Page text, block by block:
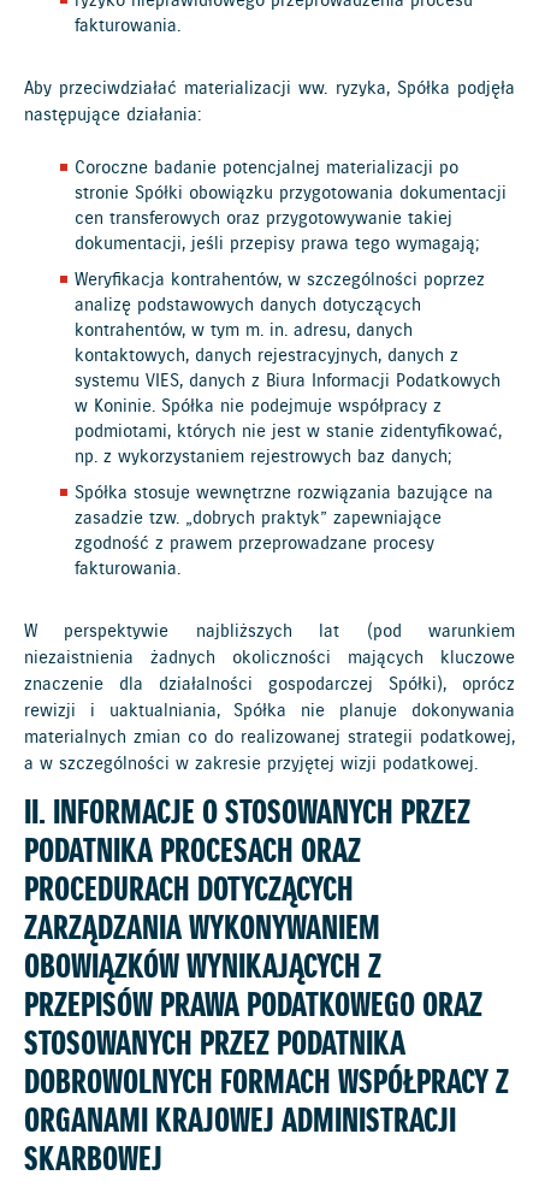
fakturowania.
Aby przeciwdziałać materializacji ww. ryzyka, Spółka podjęła
następujące działania:
Coroczne badanie potencjalnej materializacji po
stronie Spółki obowiązku przygotowania dokumentacji
cen transferowych oraz przygotowywanie takiej
dokumentacji, jeśli przepisy prawa tego wymagają;
Weryfikacja kontrahentów, w szczególności poprzez
analizę podstawowych danych dotyczących
kontrahentów, w tym m. in. adresu, danych
kontaktowych, danych rejestracyjnych, danych z
systemu VIES, danych z Biura Informacji Podatkowych
w Koninie. Spółka nie podejmuje współpracy z
podmiotami, których nie jest w stanie zidentyfikować,
np. z wykorzystaniem rejestrowych baz danych;
Spółka stosuje wewnętrzne rozwiązania bazujące na
zasadzie tzw. „dobrych praktyk” zapewniające
zgodność z prawem przeprowadzane procesy
fakturowania.
W perspektywie najbliższych lat (pod warunkiem
niezaistnienia żadnych okoliczności mających kluczowe
znaczenie dla działalności gospodarczej Spółki), oprócz
rewizji i uaktualniania, Spółka nie planuje dokonywania
materialnych zmian co do realizowanej strategii podatkowej,
a w szczególności w zakresie przyjętej wizji podatkowej.
II. INFORMACJE O STOSOWANYCH PRZEZ
PODATNIKA PROCESACH ORAZ
PROCEDURACH DOTYCZĄCYCH
ZARZĄDZANIA WYKONYWANIEM
OBOWIĄZKÓW WYNIKAJĄCYCH Z
PRZEPISÓW PRAWA PODATKOWEGO ORAZ
STOSOWANYCH PRZEZ PODATNIKA
DOBROWOLNYCH FORMACH WSPÓŁPRACY Z
ORGANAMI KRAJOWEJ ADMINISTRACJI
SKARBOWEJ